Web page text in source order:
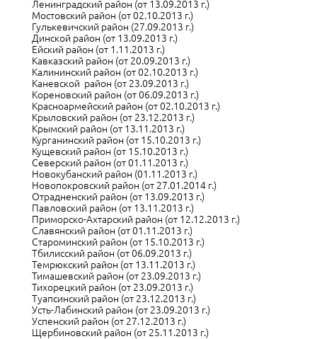
Ленинградский район (от 13.09.2013 г.)
Мостовский район (от 02.10.2013 г.)
Гулькевичский район (27.09.2013 г.)
Динской район (от 13.09.2013 г.)
Ейский район (от 1.11.2013 г.)
Кавказский район (от 20.09.2013 г.)
Калининский район (от 02.10.2013 г.)
Каневской район (от 23.09.2013 г.)
Кореновский район (от 06.09.2013 г.)
Красноармейский район (от 02.10.2013 г.)
Крыловский район (от 23.12.2013 г.)
Крымский район (от 13.11.2013 г.)
Курганинский район (от 15.10.2013 г.)
Кущевский район (от 15.10.2013 г.)
Северский район (от 01.11.2013 г.)
Новокубанский район (01.11.2013 г.)
Новопокровский район (от 27.01.2014 г.)
Отрадненский район (от 13.09.2013 г.)
Павловский район (от 13.11.2013 г.)
Приморско-Ахтарский район (от 12.12.2013 г.)
Славянский район (от 01.11.2013 г.)
Староминский район (от 15.10.2013 г.)
Тбилисский район (от 06.09.2013 г.)
Темрюкский район (от 13.11.2013 г.)
Тимашевский район (от 23.09.2013 г.)
Тихорецкий район (от 23.09.2013 г.)
Туапсинский район (от 23.12.2013 г.)
Усть-Лабинский район (от 23.09.2013 г.)
Успенский район (от 27.12.2013 г.)
Щербиновский район (от 25.11.2013 г.)